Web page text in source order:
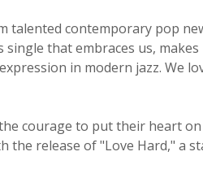
contemporary pop
that embraces us, makes
in modern jazz. We
courage to put their heart
the release of "Love Hard," a